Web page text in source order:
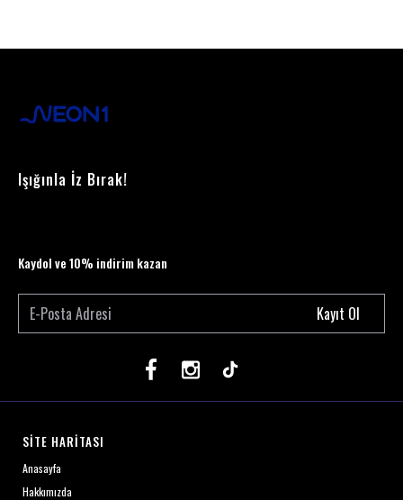
Işığınla İz Bırak!
Kaydol ve 10% indirim kazan
Kayıt Ol
SİTE HARİTASI
Anasayfa
Hakkımızda